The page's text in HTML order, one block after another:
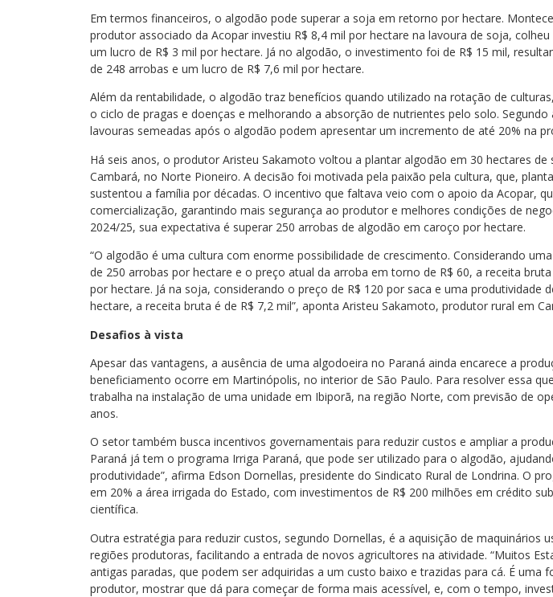
Em termos financeiros, o algodão pode superar a soja em retorno por hectare.
produtor associado da Acopar investiu R$ 8,4 mil por hectare na lavoura de soja,
um lucro de R$ 3 mil por hectare. Já no algodão, o investimento foi de R$ 15 mil,
de 248 arrobas e um lucro de R$ 7,6 mil por hectare.
Além da rentabilidade, o algodão traz benefícios quando utilizado na rotação de
o ciclo de pragas e doenças e melhorando a absorção de nutrientes pelo solo. Segundo
lavouras semeadas após o algodão podem apresentar um incremento de até 20% na
Há seis anos, o produtor Aristeu Sakamoto voltou a plantar algodão em 30 hectares de
Cambará, no Norte Pioneiro. A decisão foi motivada pela paixão pela cultura, que,
sustentou a família por décadas. O incentivo que faltava veio com o apoio da Acopar,
comercialização, garantindo mais segurança ao produtor e melhores condições de
2024/25, sua expectativa é superar 250 arrobas de algodão em caroço por hectare.
“O algodão é uma cultura com enorme possibilidade de crescimento. Considerando
de 250 arrobas por hectare e o preço atual da arroba em torno de R$ 60, a receita
por hectare. Já na soja, considerando o preço de R$ 120 por saca e uma produtividade
hectare, a receita bruta é de R$ 7,2 mil”, aponta Aristeu Sakamoto, produtor rural em
Desafios à vista
Apesar das vantagens, a ausência de uma algodoeira no Paraná ainda encarece a
beneficiamento ocorre em Martinópolis, no interior de São Paulo. Para resolver essa
trabalha na instalação de uma unidade em Ibiporã, na região Norte, com previsão de
anos.
O setor também busca incentivos governamentais para reduzir custos e ampliar a
Paraná já tem o programa Irriga Paraná, que pode ser utilizado para o algodão,
produtividade”, afirma Edson Dornellas, presidente do Sindicato Rural de Londrina. O
em 20% a área irrigada do Estado, com investimentos de R$ 200 milhões em crédito
científica.
Outra estratégia para reduzir custos, segundo Dornellas, é a aquisição de maquinários
regiões produtoras, facilitando a entrada de novos agricultores na atividade. “Muitos
antigas paradas, que podem ser adquiridas a um custo baixo e trazidas para cá. É uma
produtor, mostrar que dá para começar de forma mais acessível, e, com o tempo,